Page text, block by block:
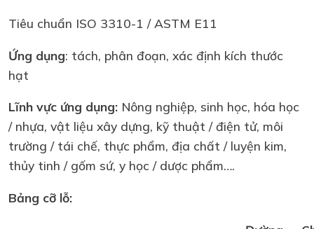
Tiêu chuẩn ISO 3310-1 / ASTM E11
Ứng dụng: tách, phân đoạn, xác định kích thước
hạt
Lĩnh vực ứng dụng: Nông nghiệp, sinh học, hóa học
/ nhựa, vật liệu xây dựng, kỹ thuật / điện tử, môi
trường / tái chế, thực phẩm, địa chất / luyện kim,
thủy tinh / gốm sứ, y học / dược phẩm….
Bảng cỡ lỗ: